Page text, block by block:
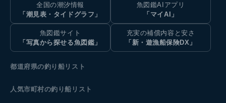
全国の潮汐情報
「潮見表・タイドグラフ」
魚図鑑AIアプリ
「マイAI」
魚図鑑サイト
「写真から探せる魚図鑑」
充実の補償内容と安さ
「新・遊漁船保険DX」
都道府県の釣り船リスト
人気市町村の釣り船リスト